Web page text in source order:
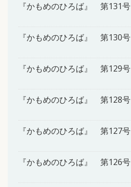
『かもめのひろば』 第131号
『かもめのひろば』 第130号
『かもめのひろば』 第129号
『かもめのひろば』 第128号
『かもめのひろば』 第127号
『かもめのひろば』 第126号